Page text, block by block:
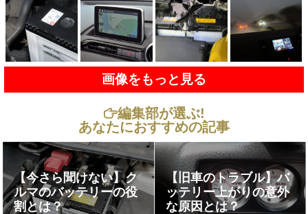
画像をもっと見る
編集部が選ぶ!
あなたにおすすめの記事
【今さら聞けない】ク
ルマのバッテリーの役
割とは？
【旧車のトラブル】バ
ッテリー上がりの意外
な原因とは？